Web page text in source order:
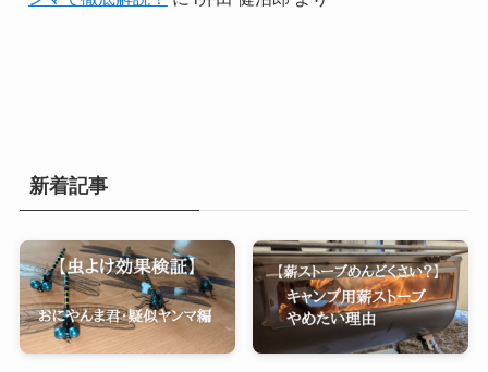
新着記事